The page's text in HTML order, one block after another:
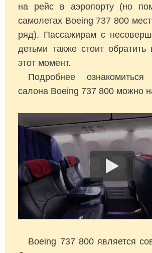
на рейс в аэропорту (но
самолетах Boeing 737 800
ряд). Пассажирам с
детьми также стоит
этот момент.
Подробнее
салона Boeing 737 800 можно
Boeing 737 800 является